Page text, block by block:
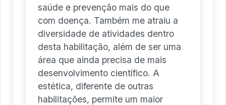
saúde e prevenção mais do que
com doença. Também me atraiu a
diversidade de atividades dentro
desta habilitação, além de ser uma
área que ainda precisa de mais
desenvolvimento científico. A
estética, diferente de outras
habilitações, permite um maior